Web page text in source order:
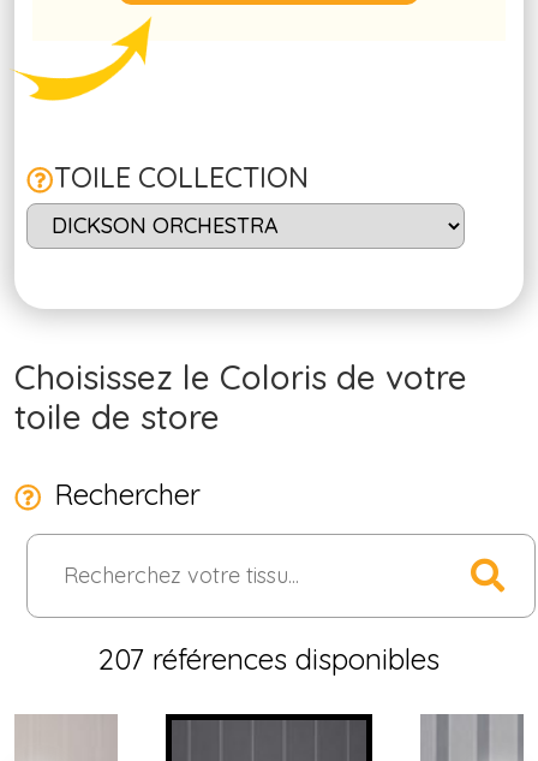
TOILE COLLECTION
Choisissez le Coloris de votre
toile de store
Rechercher
207 références disponibles